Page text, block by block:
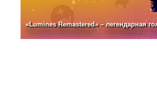
«Lumines Remastered» – легендарная